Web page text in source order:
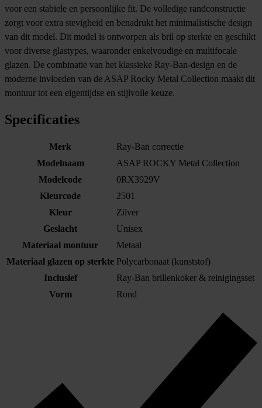
voor een stabiele en persoonlijke fit. De volledige randconstructie
zorgt voor extra stevigheid en benadrukt het minimalistische design
van dit model. Dit model is ontworpen als bril op sterkte en geschikt
voor diverse glastypes, waaronder enkelvoudige en multifocale
glazen. De combinatie van het klassieke Ray-Ban-design en de
moderne invloeden van de ASAP Rocky Metal Collection maakt dit
montuur tot een eigentijdse en stijlvolle keuze.
Specificaties
Merk
Ray-Ban correctie
Modelnaam
ASAP ROCKY Metal Collection
Modelcode
0RX3929V
Kleurcode
2501
Kleur
Zilver
Geslacht
Unisex
Materiaal montuur
Metaal
Materiaal glazen op sterkte Polycarbonaat (kunststof)
Inclusief
Ray-Ban brillenkoker & reinigingsset
Vorm
Rond